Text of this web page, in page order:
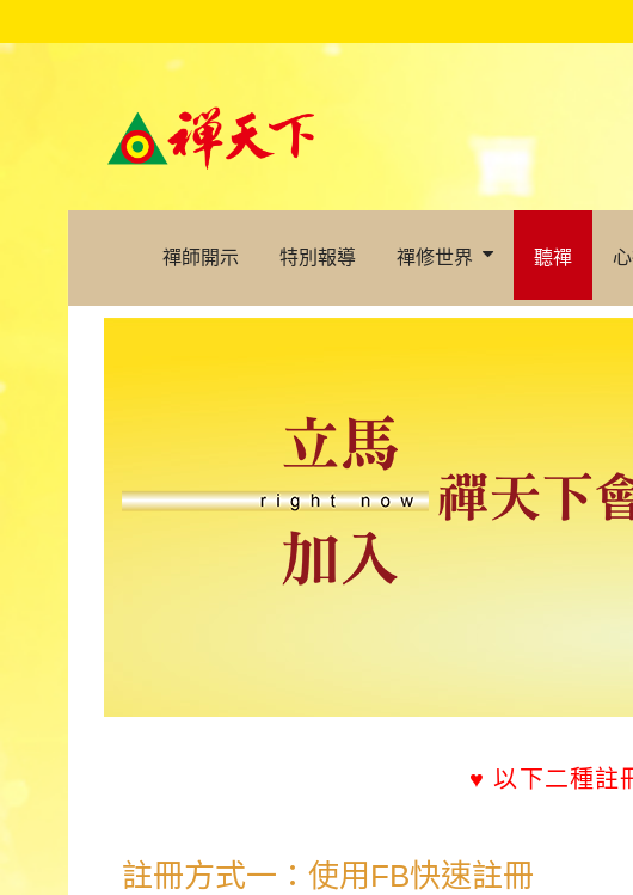
禪師開示 特別報導 禪修世界 聽禪
♥ 以下二種註
註冊方式一：使用FB快速註冊